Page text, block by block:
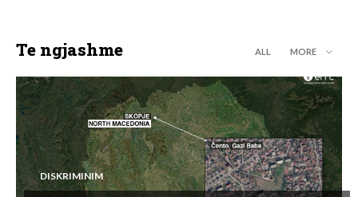
Te ngjashme ALL MORE
DISKRIMINIM